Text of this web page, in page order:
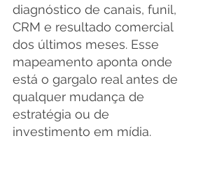
diagnóstico de canais, funil,
CRM e resultado comercial
dos últimos meses. Esse
mapeamento aponta onde
está o gargalo real antes de
qualquer mudança de
estratégia ou de
investimento em mídia.